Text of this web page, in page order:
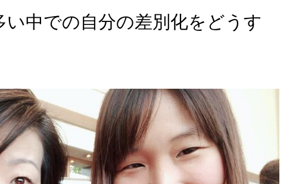
い中での自分の差別化をどうす